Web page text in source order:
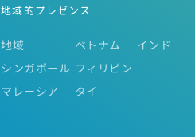
地域的プレゼンス
地域
シンガポール
マレーシア
ベトナム
フィリピン
タイ
インド